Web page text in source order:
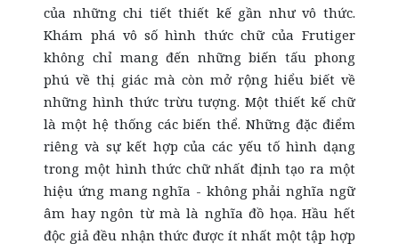
của những chi tiết thiết kế gần như vô thức.
Khám phá vô số hình thức chữ của Frutiger
không chỉ mang đến những biến tấu phong
phú về thị giác mà còn mở rộng hiểu biết về
những hình thức trừu tượng. Một thiết kế chữ
là một hệ thống các biến thể. Những đặc điểm
riêng và sự kết hợp của các yếu tố hình dạng
trong một hình thức chữ nhất định tạo ra một
hiệu ứng mang nghĩa - không phải nghĩa ngữ
âm hay ngôn từ mà là nghĩa đồ họa. Hầu hết
độc giả đều nhận thức được ít nhất một tập hợp